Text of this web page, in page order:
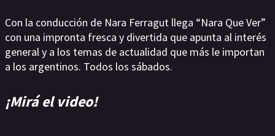
Con la conducción de Nara Ferragut llega “Nara Que Ver”
con una impronta fresca y divertida que apunta al interés
general y a los temas de actualidad que más le importan
a los argentinos. Todos los sábados.
¡Mirá el video!